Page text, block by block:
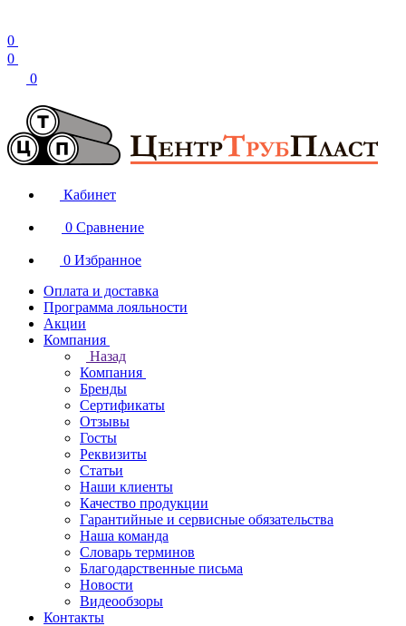
0
0
0
Кабинет
0 Сравнение
0 Избранное
Оплата и доставка
Программа лояльности
Акции
Компания
Назад
Компания
Бренды
Сертификаты
Отзывы
Госты
Реквизиты
Статьи
Наши клиенты
Качество продукции
Гарантийные и сервисные обязательства
Наша команда
Словарь терминов
Благодарственные письма
Новости
Видеообзоры
Контакты